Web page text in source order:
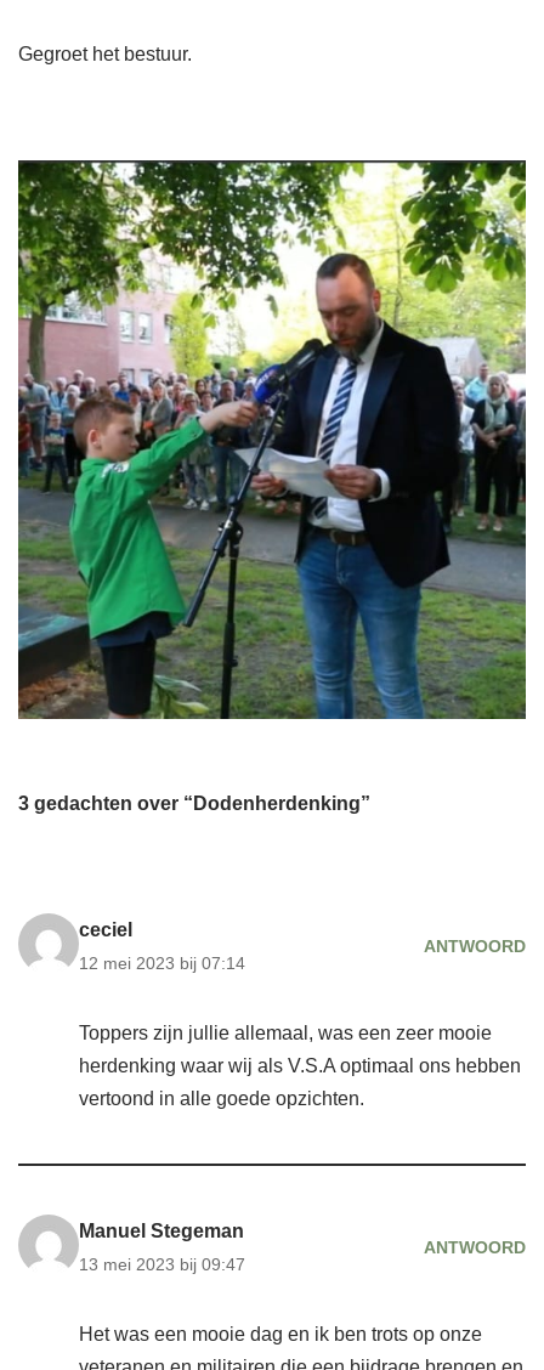
Gegroet het bestuur.
3 gedachten over “Dodenherdenking”
ceciel
12 mei 2023 bij 07:14
ANTWOORD
Toppers zijn jullie allemaal, was een zeer mooie
herdenking waar wij als V.S.A optimaal ons hebben
vertoond in alle goede opzichten.
Manuel Stegeman
13 mei 2023 bij 09:47
ANTWOORD
Het was een mooie dag en ik ben trots op onze